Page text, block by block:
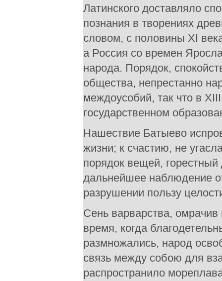
Латинского доставляло
познания в творениях
словом, с половины XI
а Россия со времен
народа. Порядок,
общества, непрестанно
междоусобий, так что в
государственном
Нашествие Батыево
жизни; к счастию, не
порядок вещей,
дальнейшее наблюдение
разрушении пользу
Сень варварства, омрачив
время, когда
размножались, народ
связь между собою для
распространило